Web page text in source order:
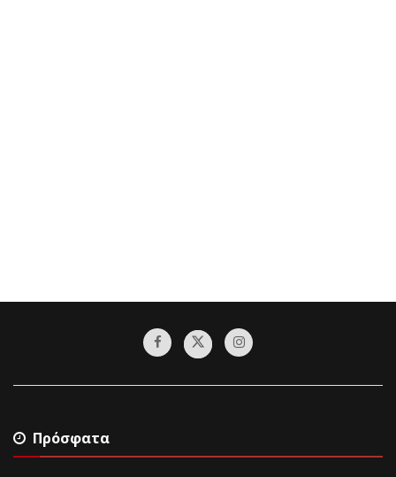
Πρόσφατα